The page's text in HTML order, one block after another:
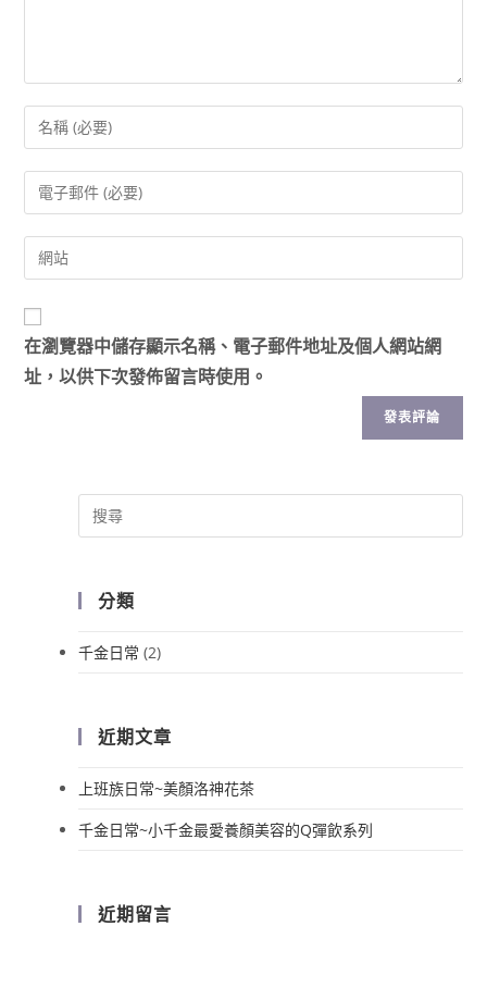
在瀏覽器中儲存顯示名稱、電子郵件地址及個人網站網
址，以供下次發佈留言時使用。
分類
千金日常 (2)
近期文章
上班族日常~美顏洛神花茶
千金日常~小千金最愛養顏美容的Q彈飲系列
近期留言